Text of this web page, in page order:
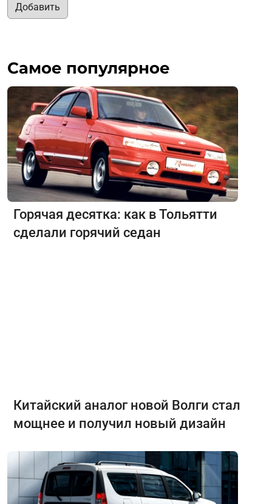
Добавить
Самое популярное
Горячая десятка: как в Тольятти
сделали горячий седан
Китайский аналог новой Волги стал
мощнее и получил новый дизайн